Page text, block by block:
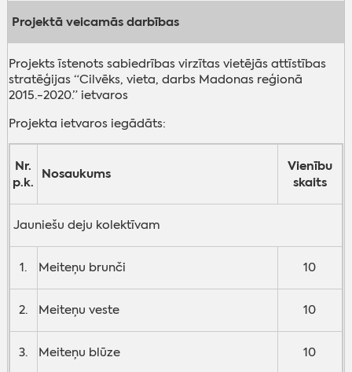
Projektā veicamās darbības
Projekts īstenots sabiedrības virzītas vietējās attīstības
stratēģijas “Cilvēks, vieta, darbs Madonas reģionā
2015.-2020.” ietvaros
Projekta ietvaros iegādāts:
Nr.
p.k.
Nosaukums
Vienību
skaits
Jauniešu deju kolektīvam
1. Meiteņu brunči 10
2. Meiteņu veste 10
3. Meiteņu blūze 10